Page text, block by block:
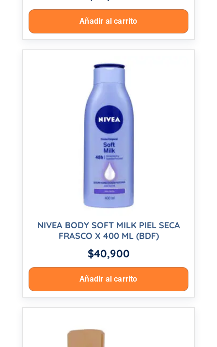
Añadir al carrito
NIVEA BODY SOFT MILK PIEL SECA
FRASCO X 400 ML (BDF)
$40,900
Añadir al carrito